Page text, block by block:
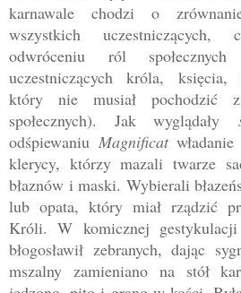
karnawale chodzi o
wszystkich
odwróceniu ról
uczestniczących króla, księcia,
który nie musiał pochodzić
społecznych). Jak wyglądały
odśpiewaniu Magnificatwładanie
klerycy, którzy mazali twarze
błaznów i maski. Wybierali
lub opata, który miał rządzić
Króli. W komicznej
błogosławił zebranych, dając
mszalny zamieniano na stół